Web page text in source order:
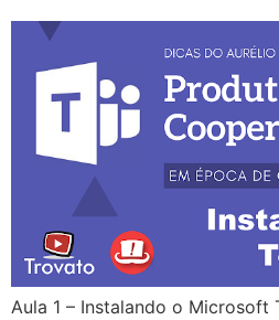
Aula 1 – Instalando o Microsoft